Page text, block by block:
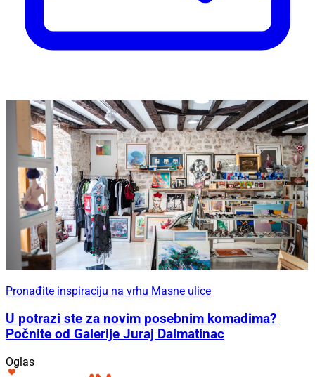
Pronađite inspiraciju na vrhu Masne ulice
U potrazi ste za novim posebnim komadima?
Počnite od Galerije Juraj Dalmatinac
Oglas